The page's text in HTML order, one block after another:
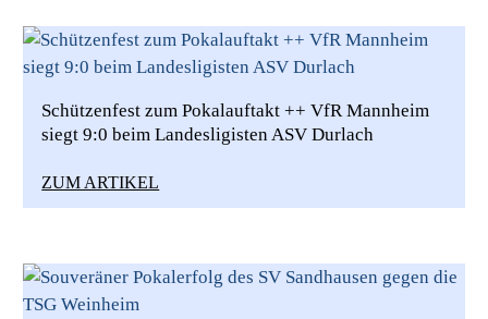
Schützenfest zum Pokalauftakt ++ VfR Mannheim
siegt 9:0 beim Landesligisten ASV Durlach
ZUM ARTIKEL